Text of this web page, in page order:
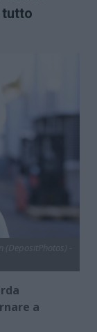
tutto
a